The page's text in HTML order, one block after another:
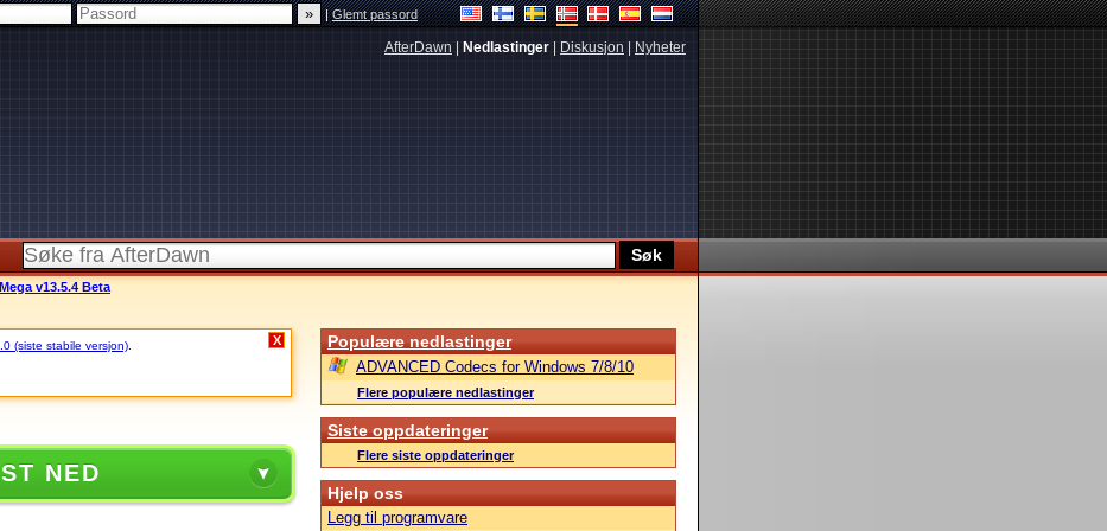
|Glemt passord
AfterDawn Nedlastinger Diskusjon Nyheter
v13.5.4 Beta
(siste stabile versjon) X
NED
Populære nedlastinger
ADVANCED Codecs for Windows 7/8/10
Flere populære nedlastinger
Siste oppdateringer
Flere siste oppdateringer
Hjelp oss
Legg til programvare